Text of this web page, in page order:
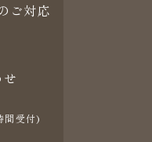
ご対応
間受付)